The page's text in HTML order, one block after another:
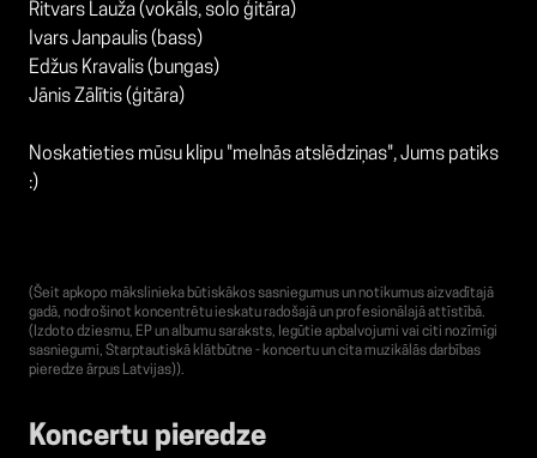
Ritvars Lauža (vokāls, solo ģitāra)
Ivars Janpaulis (bass)
Edžus Kravalis (bungas)
Jānis Zālītis (ģitāra)
Noskatieties mūsu klipu "melnās atslēdziņas", Jums patiks
:)
(Šeit apkopo mākslinieka būtiskākos sasniegumus un notikumus aizvadītajā
gadā, nodrošinot koncentrētu ieskatu radošajā un profesionālajā attīstībā.
(Izdoto dziesmu, EP un albumu saraksts, Iegūtie apbalvojumi vai citi nozīmīgi
sasniegumi, Starptautiskā klātbūtne - koncertu un cita muzikālās darbības
pieredze ārpus Latvijas)).
Koncertu pieredze